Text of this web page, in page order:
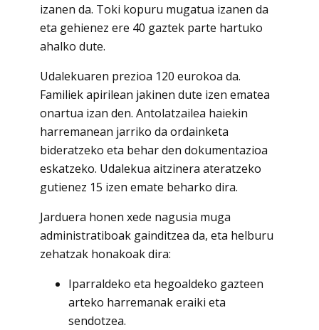
izanen da. Toki kopuru mugatua izanen da
eta gehienez ere 40 gaztek parte hartuko
ahalko dute.
Udalekuaren prezioa 120 eurokoa da.
Familiek apirilean jakinen dute izen ematea
onartua izan den. Antolatzailea haiekin
harremanean jarriko da ordainketa
bideratzeko eta behar den dokumentazioa
eskatzeko. Udalekua aitzinera ateratzeko
gutienez 15 izen emate beharko dira.
Jarduera honen xede nagusia muga
administratiboak gainditzea da, eta helburu
zehatzak honakoak dira:
Iparraldeko eta hegoaldeko gazteen
arteko harremanak eraiki eta
sendotzea.